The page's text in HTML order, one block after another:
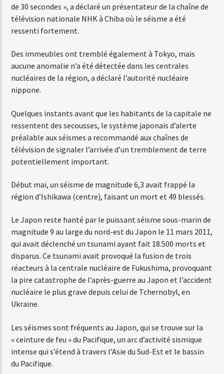
Web-Radio-Années 70
Web-Radio-Années 80
Web-Radio-Latino
Web-Radio-Italia
de 30 secondes », a déclaré un présentateur de la chaîne de
télévision nationale NHK à Chiba où le séisme a été
ressenti fortement.
Des immeubles ont tremblé également à Tokyo, mais
aucune anomalie n’a été détectée dans les centrales
nucléaires de la région, a déclaré l’autorité nucléaire
nippone.
Quelques instants avant que les habitants de la capitale ne
ressentent des secousses, le système japonais d’alerte
préalable aux séismes a recommandé aux chaînes de
télévision de signaler l’arrivée d’un tremblement de terre
potentiellement important.
Début mai, un séisme de magnitude 6,3 avait frappé la
région d’Ishikawa (centre), faisant un mort et 49 blessés.
Le Japon reste hanté par le puissant séisme sous-marin de
magnitude 9 au large du nord-est du Japon le 11 mars 2011,
qui avait déclenché un tsunami ayant fait 18.500 morts et
disparus. Ce tsunami avait provoqué la fusion de trois
réacteurs à la centrale nucléaire de Fukushima, provoquant
la pire catastrophe de l’après-guerre au Japon et l’accident
nucléaire le plus grave depuis celui de Tchernobyl, en
Ukraine.
Les séismes sont fréquents au Japon, qui se trouve sur la
« ceinture de feu » du Pacifique, un arc d’activité sismique
intense qui s’étend à travers l’Asie du Sud-Est et le bassin
du Pacifique.